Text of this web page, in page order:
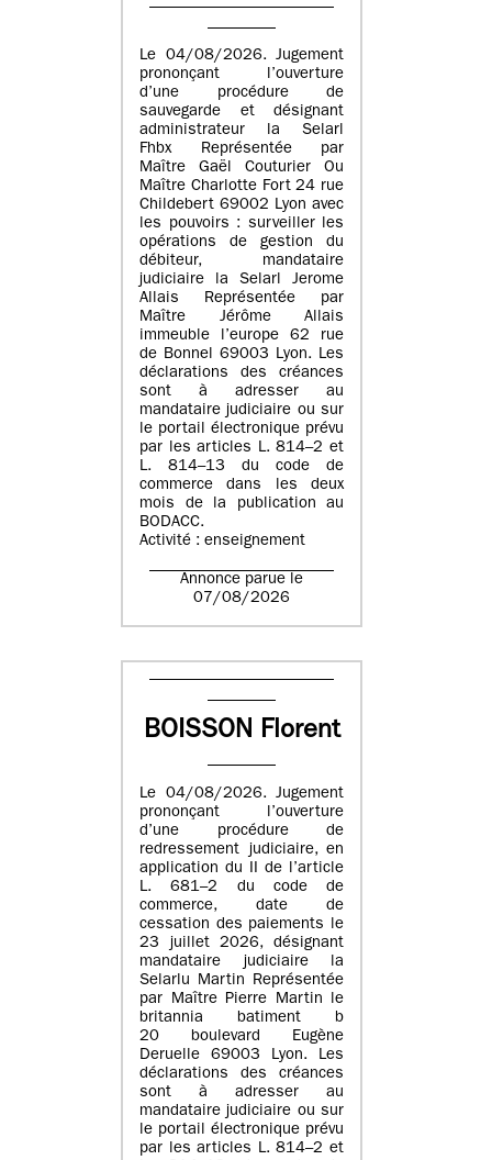
Le 04/08/2026. Jugement
prononçant l’ouverture
d’une procédure de
sauvegarde et désignant
administrateur la Selarl
Fhbx Représentée par
Maître Gaël Couturier Ou
Maître Charlotte Fort 24 rue
Childebert 69002 Lyon avec
les pouvoirs : surveiller les
opérations de gestion du
débiteur, mandataire
judiciaire la Selarl Jerome
Allais Représentée par
Maître Jérôme Allais
immeuble l’europe 62 rue
de Bonnel 69003 Lyon. Les
déclarations des créances
sont à adresser au
mandataire judiciaire ou sur
le portail électronique prévu
par les articles L. 814–2 et
L. 814–13 du code de
commerce dans les deux
mois de la publication au
BODACC.
Activité : enseignement
Annonce parue le
07/08/2026
BOISSON Florent
Le 04/08/2026. Jugement
prononçant l’ouverture
d’une procédure de
redressement judiciaire, en
application du II de l’article
L. 681–2 du code de
commerce, date de
cessation des paiements le
23 juillet 2026, désignant
mandataire judiciaire la
Selarlu Martin Représentée
par Maître Pierre Martin le
britannia batiment b
20 boulevard Eugène
Deruelle 69003 Lyon. Les
déclarations des créances
sont à adresser au
mandataire judiciaire ou sur
le portail électronique prévu
par les articles L. 814–2 et